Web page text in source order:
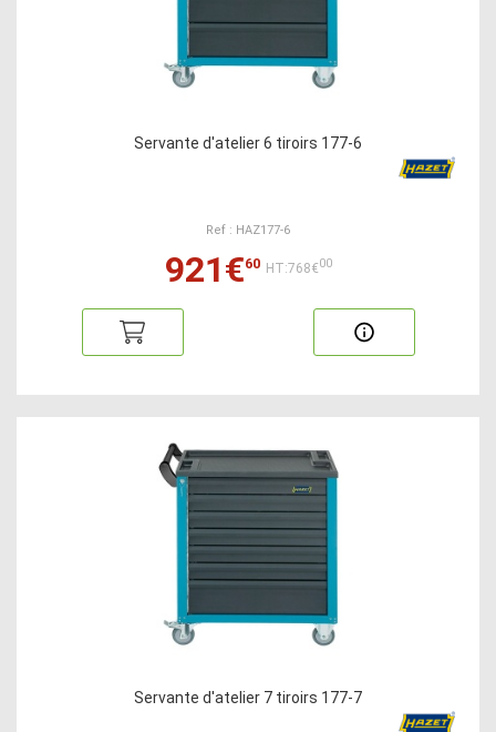
Servante d'atelier 6 tiroirs 177-6
Ref : HAZ177-6
921€60 HT:768€00
Servante d'atelier 7 tiroirs 177-7